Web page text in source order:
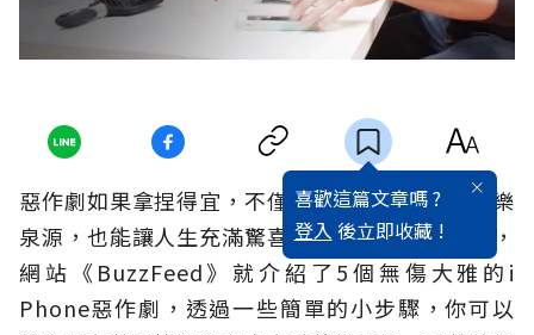
喜歡這篇文章嗎 ?
登入 後立即收藏 !
惡作劇如果拿捏得宜，不僅可以增進生活中的快樂
泉源，也能讓人生充滿驚喜。愛搞怪的美國民族，
網站《BuzzFeed》就介紹了5個無傷大雅的i
Phone惡作劇，透過一些簡單的小步驟，你可以